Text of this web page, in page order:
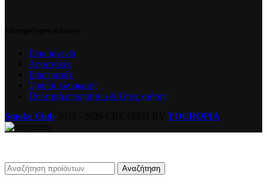
Επικοινωνία
Αποστολές
Επιστροφές
Τρόποι πληρωμής
Πολιτική απορρήτου & Όροι χρήσης
Smoke Club
YOUROPIA
Αναζήτηση